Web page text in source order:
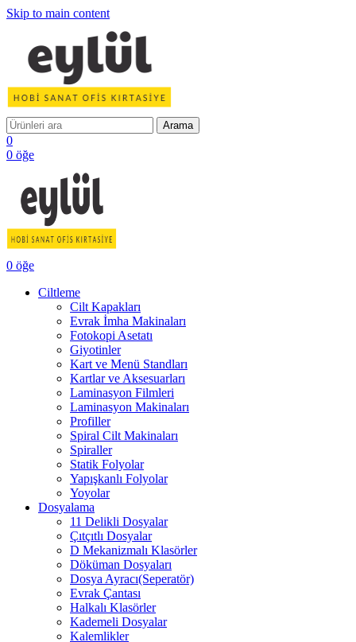
Skip to main content
Arama
0
0 öğe
0 öğe
Ciltleme
Cilt Kapakları
Evrak İmha Makinaları
Fotokopi Asetatı
Giyotinler
Kart ve Menü Standları
Kartlar ve Aksesuarları
Laminasyon Filmleri
Laminasyon Makinaları
Profiller
Spiral Cilt Makinaları
Spiraller
Statik Folyolar
Yapışkanlı Folyolar
Yoyolar
Dosyalama
11 Delikli Dosyalar
Çıtçıtlı Dosyalar
D Mekanizmalı Klasörler
Döküman Dosyaları
Dosya Ayracı(Seperatör)
Evrak Çantası
Halkalı Klasörler
Kademeli Dosyalar
Kalemlikler